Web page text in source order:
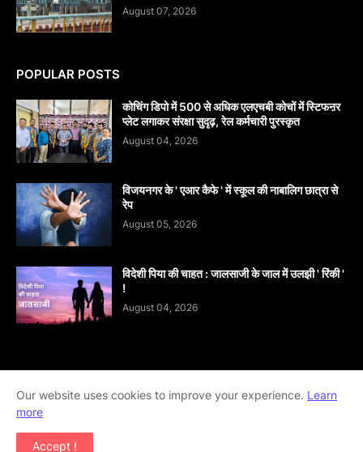
August 07, 2026
POPULAR POSTS
कोचिंग डिपो में 500 से अधिक एलएचबी कोचों में स्टिफऩर
प्लेट लगाकर संरक्षा सुदृढ़, रेल कर्मचारी पुरस्कृत
August 04, 2026
विजयनगर के ' एआर कैफे ' में स्कूल की नाबालिग छात्रा से
रेप
August 05, 2026
विदेशी पिया की चाहत : जालसाजी के जाल में उलझी ' रिंकी '
!
August 04, 2026
Home About contact-us
Disclaimer
Our website uses cookies to improve your experience. Learn
more
Accept !